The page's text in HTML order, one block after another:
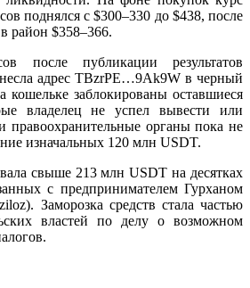
поднялся с $300–330 до $438, после
район $358–366.
после публикации результатов
адрес TBzrPE…9Ak9W в черный
кошельке заблокированы оставшиеся
владелец не успел вывести или
правоохранительные органы пока не
изначальных 120 млн USDT.
свыше 213 млн USDT на десятках
с предпринимателем Гурханом
Заморозка средств стала частью
властей по делу о возможном